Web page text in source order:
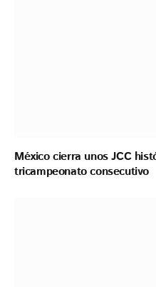
México cierra unos JCC
tricampeonato consecutivo